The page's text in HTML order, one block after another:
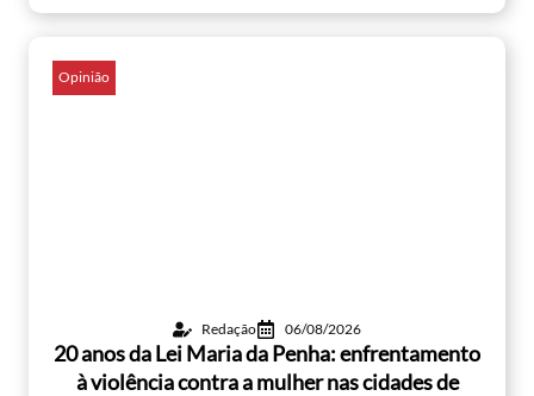
Opinião
Redação 06/08/2026
20 anos da Lei Maria da Penha: enfrentamento
à violência contra a mulher nas cidades de